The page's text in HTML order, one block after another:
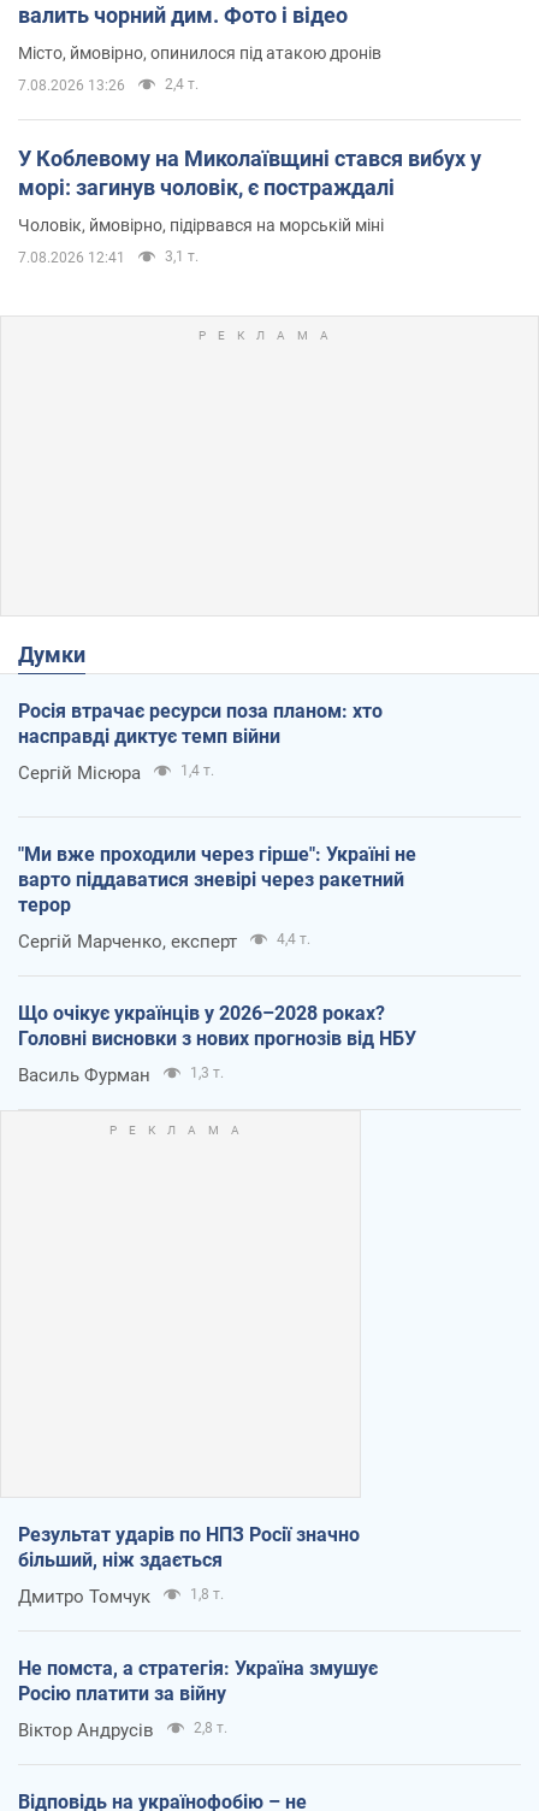
валить чорний дим. Фото і відео
Місто, ймовірно, опинилося під атакою дронів
7.08.2026 13:26 2,4 т.
У Коблевому на Миколаївщині стався вибух у
морі: загинув чоловік, є постраждалі
Чоловік, ймовірно, підірвався на морській міні
7.08.2026 12:41 3,1 т.
Думки
Росія втрачає ресурси поза планом: хто
насправді диктує темп війни
Сергій Місюра 1,4 т.
"Ми вже проходили через гірше": Україні не
варто піддаватися зневірі через ракетний
терор
Сергій Марченко, експерт 4,4 т.
Що очікує українців у 2026–2028 роках?
Головні висновки з нових прогнозів від НБУ
Василь Фурман 1,3 т.
Результат ударів по НПЗ Росії значно
більший, ніж здається
Дмитро Томчук 1,8 т.
Не помста, а стратегія: Україна змушує
Росію платити за війну
Віктор Андрусів 2,8 т.
Відповідь на українофобію – не